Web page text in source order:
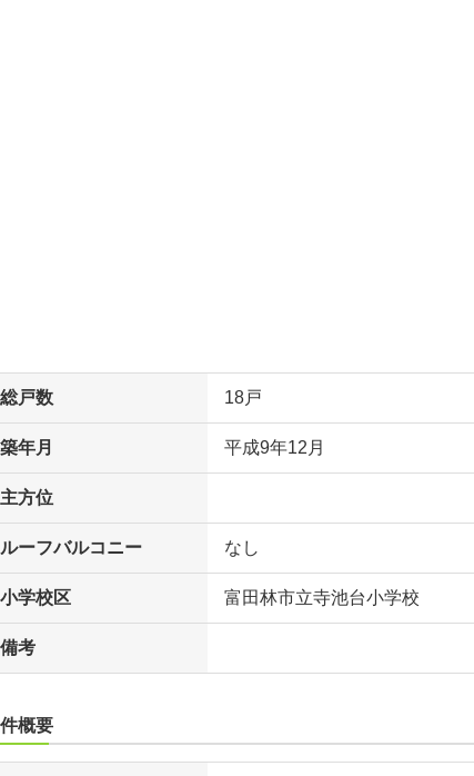
総戸数 18戸
築年月 平成9年12月
主方位
ルーフバルコニー なし
小学校区 富田林市立寺池台小学校
備考
概要